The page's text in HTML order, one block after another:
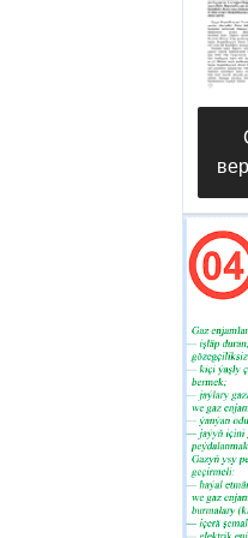
страны, а
Как
является
топливно-